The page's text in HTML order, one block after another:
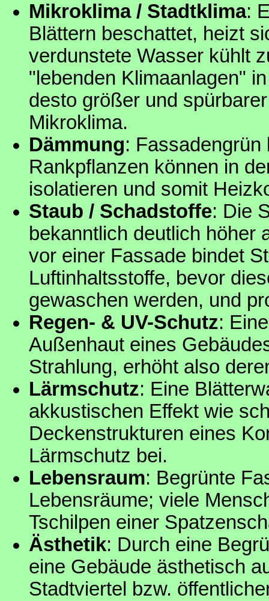
Mikroklima / Stadtklima:
Blättern beschattet, heizt
verdunstete Wasser kühlt
"lebenden Klimaanlagen"
desto größer und
Mikroklima.
Dämmung:
Rankpflanzen können in
isolatieren und somit
Staub / Schadstoffe: Die
bekanntlich deutlich höher
vor einer Fassade bindet
Luftinhaltsstoffe, bevor
gewaschen werden, und
Regen- & UV-Schutz:
Außenhaut eines
Strahlung, erhöht also
Lärmschutz: Eine
akkustischen Effekt wie
Deckenstrukturen eines
Lärmschutz bei.
Lebensraum: Begrünte
Lebensräume; viele
Tschilpen einer
Ästhetik: Durch eine
eine Gebäude ästhetisch
Stadtviertel bzw.